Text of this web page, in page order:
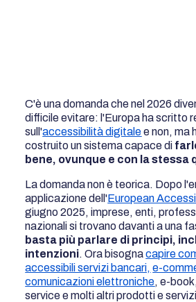
C'è una domanda che nel 2026
difficile evitare: l'Europa ha scritto
sull'accessibilità digitalee non, ma
costruito un sistema capace di
bene, ovunque e con la stessa
La domanda non è teorica. Dopo
applicazione dell'European
giugno 2025, imprese, enti,
nazionali si trovano davanti a una
basta più parlare di principi,
intenzioni. Ora bisognacapire
accessibili servizi bancari, e-
comunicazioni elettroniche, e-
service e molti altri prodotti e